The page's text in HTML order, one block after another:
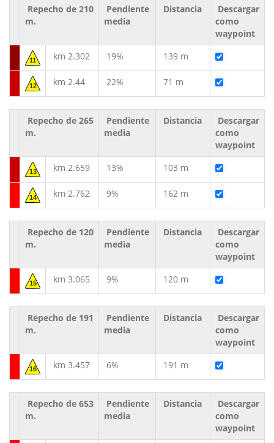
Repecho de 210
m.
Pendiente
media
Distancia
Descargar
como
waypoint
11 km 2.302 19% 139 m
12 km 2.44 22% 71 m
Repecho de 265
m.
Pendiente
media
Distancia
Descargar
como
waypoint
13 km 2.659 13% 103 m
14 km 2.762 9% 162 m
Repecho de 120
m.
Pendiente
media
Distancia
Descargar
como
waypoint
15 km 3.065 9% 120 m
Repecho de 191
m.
Pendiente
media
Distancia
Descargar
como
waypoint
16 km 3.457 6% 191 m
Repecho de 653
m.
Pendiente
media
Distancia
Descargar
como
waypoint